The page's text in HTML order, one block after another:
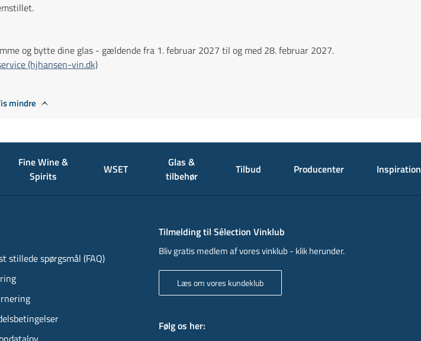
og bytte dine glas - gældende fra 1. februar 2027 til og med 28. februar 2027.
(hjhansen-vin.dk)
mindre
Fine Wine &
Spirits
WSET
Glas &
tilbehør
Tilbud Producenter Inspiration
stillede spørgsmål (FAQ)
Tilmelding til Sélection Vinklub
Bliv gratis medlem af vores vinklub - klik herunder.
Læs om vores kundeklub
Følg os her: